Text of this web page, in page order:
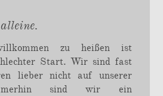
zu heißen ist
Start. Wir sind fast
lieber nicht auf unserer
sind wir ein